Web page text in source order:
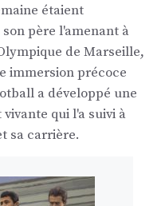
étaient
père l'amenant à
de Marseille,
immersion précoce
a développé une
qui l'a suivi à
sa carrière.